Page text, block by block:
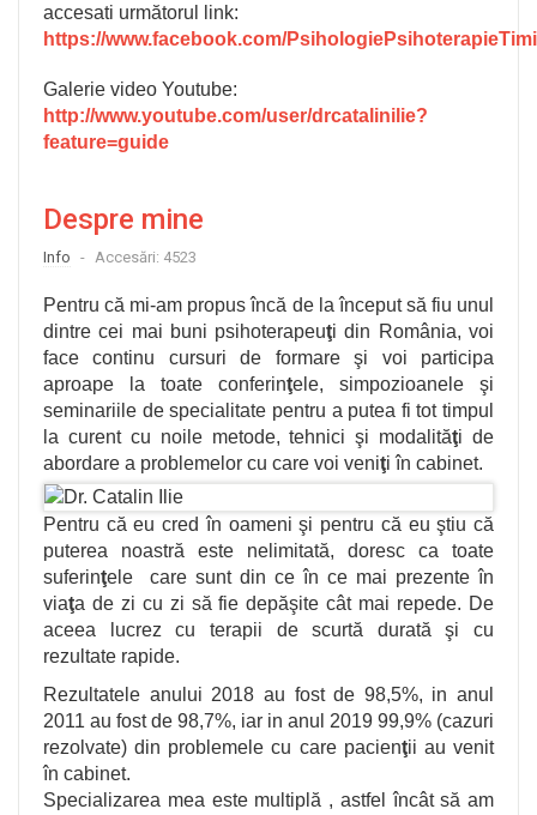
accesati următorul link:
https://www.facebook.com/
Galerie video Youtube:
http://www.youtube.com/user/drcatalinilie?
feature=guide
Despre mine
Info Accesări: 4523
Pentru că mi-am propus încă de la început să fiu unul
dintre cei mai buni psihoterapeuţi din România, voi
face continu cursuri de formareşi voi participa
aproape la toate conferinţele, simpozioanele şi
seminariile de specialitate pentru a putea fi tot timpul
la curent cu noile metode, tehnicişi modalităţi de
abordare a problemelor cu care voi veniţi în cabinet.
Pentru că eu cred în oamenişi pentru că euştiu că
puterea noastră este nelimitată, doresc ca toate
suferinţele care sunt din ce în ce mai prezente în
viaţa de zi cu zi să fie depăşite cât mai repede. De
aceea lucrez cu terapii de scurtă duratăşi cu
rezultate rapide.
Rezultatele anului 2018 au fost de 98,5%, in anul
2011 au fost de 98,7%, iar in anul 2019 99,9% (cazuri
rezolvate) din problemele cu care pacienţii au venit
în cabinet.
Specializarea mea este multiplă , astfel încât să am